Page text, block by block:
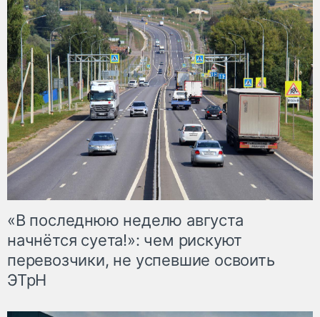
«В последнюю неделю августа
начнётся суета!»: чем рискуют
перевозчики, не успевшие освоить
ЭТрН